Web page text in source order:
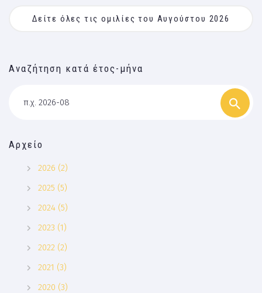
Δείτε όλες τις ομιλίες του Αυγούστου 2026
Αναζήτηση κατά έτος-μήνα
π.χ. 2026-08
Αρχείο
2026 (2)
2025 (5)
2024 (5)
2023 (1)
2022 (2)
2021 (3)
2020 (3)